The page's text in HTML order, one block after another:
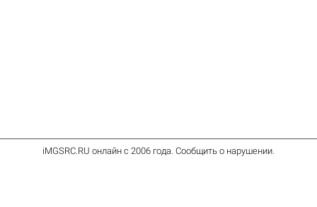
iMGSRC.RU онлайн с 2006 года Сообщить о нарушении